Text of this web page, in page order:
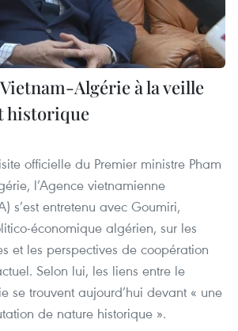
Algérie à la veille
historique
officielle du Premier ministre Pham
l’Agence vietnamienne
s’est entretenu avec Goumiri,
économique algérien, sur les
et les perspectives de coopération
Selon lui, les liens entre le
se trouvent aujourd’hui devant « une
de nature historique ».